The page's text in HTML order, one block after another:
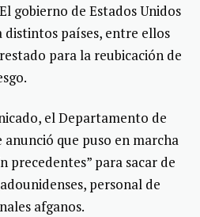
El gobierno de Estados Unidos
países, entre ellos
para la reubicación de
el Departamento de
que puso en marcha
precedentes” para sacar de
personal de
afganos.